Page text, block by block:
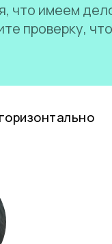
что имеем
проверку,